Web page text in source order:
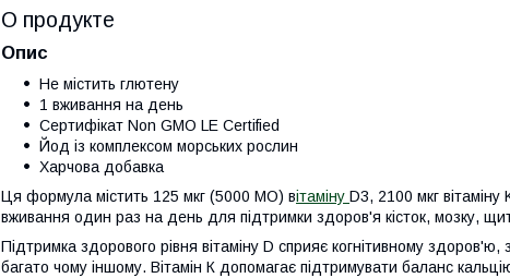
О продукте
Опис
Не містить глютену
1 вживання на день
Сертифікат Non GMO LE Certified
Йод із комплексом морських рослин
Харчова добавка
Ця формула містить 125 мкг (5000 МО) вітаміну D3, 2100 мкг
вживання один раз на день для підтримки здоров'я кісток, мозку,
Підтримка здорового рівня вітаміну D сприяє когнітивному здоров'ю,
багато чому іншому. Вітамін К допомагає підтримувати баланс